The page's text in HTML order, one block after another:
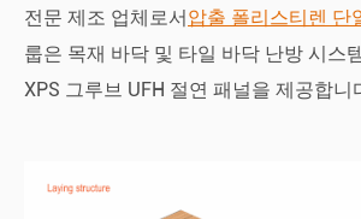
전문 제조 업체로서압출 폴리스티렌 단
룹은 목재 바닥 및 타일 바닥 난방 시스
XPS 그루브 UFH 절연 패널을 제공합니